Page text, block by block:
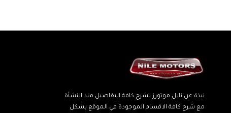
نبذة عن نايل موتورز تشرح كافة التفاصيل منذ النشأة
مع شرح كافة الاقسام الموجودة في الموقع بشكل